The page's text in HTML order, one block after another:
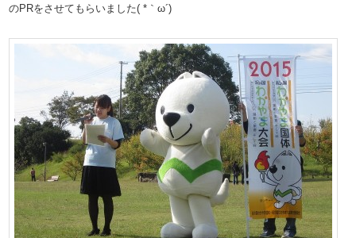
のPRをさせてもらいました( *｀ω´)